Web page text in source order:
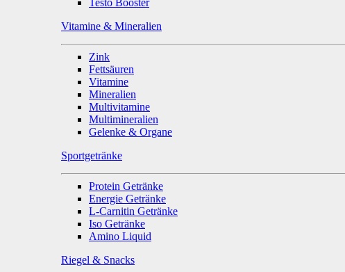
Vitamine & Mineralien
Zink
Fettsäuren
Vitamine
Mineralien
Multivitamine
Multimineralien
Gelenke & Organe
Sportgetränke
Protein Getränke
Energie Getränke
L-Carnitin Getränke
Iso Getränke
Amino Liquid
Riegel & Snacks